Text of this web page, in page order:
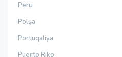
Peru
Polşa
Portuqaliya
Puerto Riko